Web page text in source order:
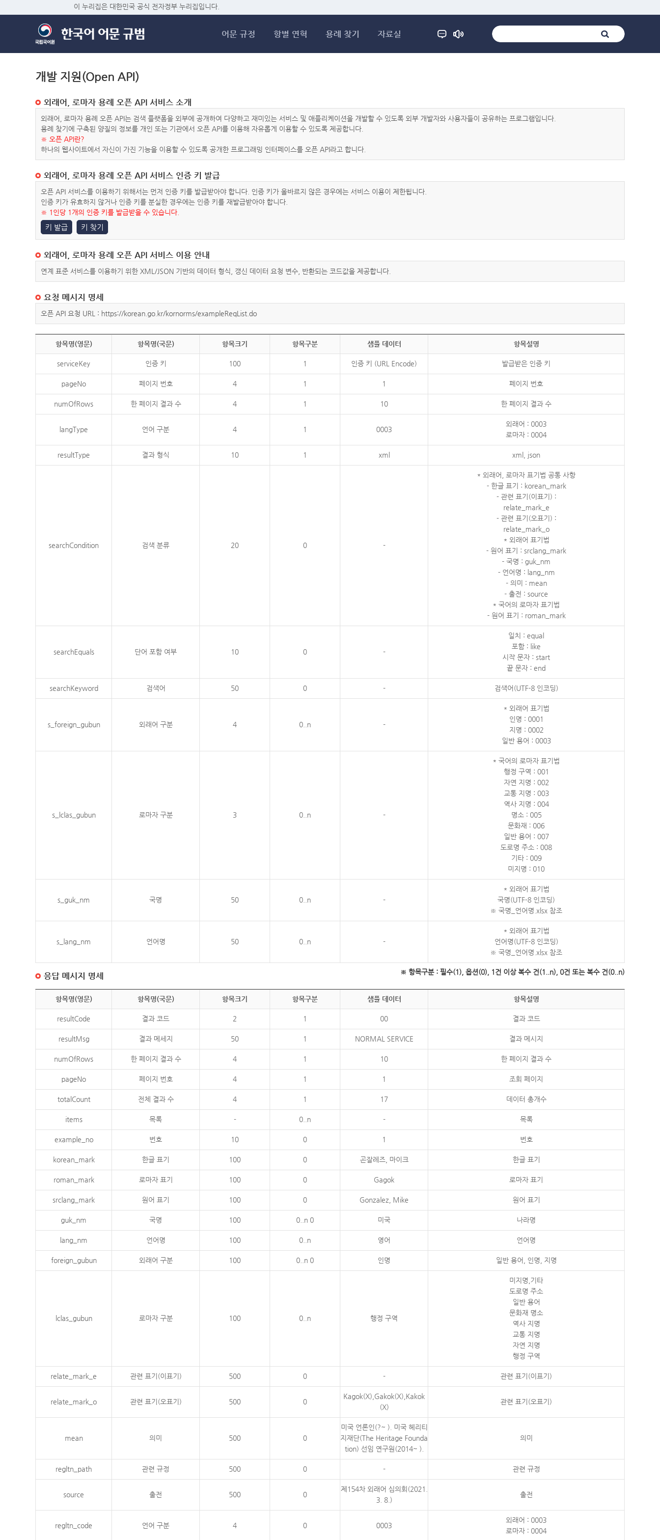
이 누리집은 대한민국 공식 전자정부 누리집입니다.
어문 규정 항별 연혁 용례 찾기 자료실
개발 지원(Open API)
외래어, 로마자 용례 오픈 API 서비스 소개
외래어, 로마자 용례 오픈 API는 검색 플랫폼을 외부에 공개하여 다양하고 재미있는 서비스 및 애플리케이션을 개발할 수 있도록 외부 개발자와 사용자들이 공유하는 프로그램입니다.
용례 찾기에 구축된 양질의 정보를 개인 또는 기관에서 오픈 API를 이용해 자유롭게 이용할 수 있도록 제공합니다.
※ 오픈 API란?
하나의 웹사이트에서 자신이 가진 기능을 이용할 수 있도록 공개한 프로그래밍 인터페이스를 오픈 API라고 합니다.
외래어, 로마자 용례 오픈 API 서비스 인증 키 발급
오픈 API 서비스를 이용하기 위해서는 먼저 인증 키를 발급받아야 합니다. 인증 키가 올바르지 않은 경우에는 서비스 이용이 제한됩니다.
인증 키가 유효하지 않거나 인증 키를 분실한 경우에는 인증 키를 재발급받아야 합니다.
※ 1인당 1개의 인증 키를 발급받을 수 있습니다.
키 발급 키 찾기
외래어, 로마자 용례 오픈 API 서비스 이용 안내
연계 표준 서비스를 이용하기 위한 XML/JSON 기반의 데이터 형식, 갱신 데이터 요청 변수, 반환되는 코드값을 제공합니다.
요청 메시지 명세
오픈 API 요청 URL : https://korean.go.kr/kornorms/exampleReqList.do
항목명(영문) 항목명(국문) 항목크기 항목구분 샘플 데이터 항목설명
serviceKey 인증 키 100 1 인증 키 (URL Encode) 발급받은 인증 키
pageNo 페이지 번호 4 1 1 페이지 번호
numOfRows 한 페이지 결과 수 4 1 10 한 페이지 결과 수
langType 언어 구분 4 1 0003
외래어 : 0003
로마자 : 0004
resultType 결과 형식 10 1 xml xml, json
searchCondition 검색 분류 20 0 -
* 외래어, 로마자 표기법 공통 사항
- 한글 표기 : korean_mark
- 관련 표기(이표기) :
relate_mark_e
- 관련 표기(오표기) :
relate_mark_o
* 외래어 표기법
- 원어 표기 : srclang_mark
- 국명 : guk_nm
- 언어명 : lang_nm
- 의미 : mean
- 출전 : source
* 국어의 로마자 표기법
- 원어 표기 : roman_mark
searchEquals 단어 포함 여부 10 0 -
일치 : equal
포함 : like
시작 문자 : start
끝 문자 : end
searchKeyword 검색어 50 0 - 검색어(UTF-8 인코딩)
s_foreign_gubun 외래어 구분 4 0..n -
* 외래어 표기법
인명 : 0001
지명 : 0002
일반 용어 : 0003
s_lclas_gubun 로마자 구분 3 0..n -
* 국어의 로마자 표기법
행정 구역 : 001
자연 지명 : 002
교통 지명 : 003
역사 지명 : 004
명소 : 005
문화재 : 006
일반 용어 : 007
도로명 주소 : 008
기타 : 009
미지명 : 010
s_guk_nm 국명 50 0..n -
* 외래어 표기법
국명(UTF-8 인코딩)
※ 국명_언어명.xlsx 참조
s_lang_nm 언어명 50 0..n -
* 외래어 표기법
언어명(UTF-8 인코딩)
※ 국명_언어명.xlsx 참조
※ 항목구분 : 필수(1), 옵션(0), 1건 이상 복수 건(1..n), 0건 또는 복수 건(0..n)
응답 메시지 명세
항목명(영문) 항목명(국문) 항목크기 항목구분 샘플 데이터 항목설명
resultCode 결과 코드 2 1 00 결과 코드
resultMsg 결과 메세지 50 1 NORMAL SERVICE 결과 메시지
numOfRows 한 페이지 결과 수 4 1 10 한 페이지 결과 수
pageNo 페이지 번호 4 1 1 조회 페이지
totalCount 전체 결과 수 4 1 17 데이터 총개수
items 목록 - 0..n - 목록
example_no 번호 10 0 1 번호
korean_mark 한글 표기 100 0 곤잘레즈, 마이크 한글 표기
roman_mark 로마자 표기 100 0 Gagok 로마자 표기
srclang_mark 원어 표기 100 0 Gonzalez, Mike 원어 표기
guk_nm 국명 100 0..n 0 미국 나라명
lang_nm 언어명 100 0..n 영어 언어명
foreign_gubun 외래어 구분 100 0..n 0 인명 일반 용어, 인명, 지명
lclas_gubun 로마자 구분 100 0..n 행정 구역
미지명,기타
도로명 주소
일반 용어
문화재 명소
역사 지명
교통 지명
자연 지명
행정 구역
relate_mark_e 관련 표기(이표기) 500 0 - 관련 표기(이표기)
relate_mark_o 관련 표기(오표기) 500 0
Kagok(X),Gakok(X),Kakok
(X)
관련 표기(오표기)
mean 의미 500 0
미국 언론인(?~ ). 미국 헤리티
지재단(The Heritage Founda
tion) 선임 연구원(2014~ ).
의미
regltn_path 관련 규정 500 0 - 관련 규정
source 출전 500 0
제154차 외래어 심의회(2021.
3. 8.)
출전
regltn_code 언어 구분 4 0 0003
외래어 : 0003
로마자 : 0004